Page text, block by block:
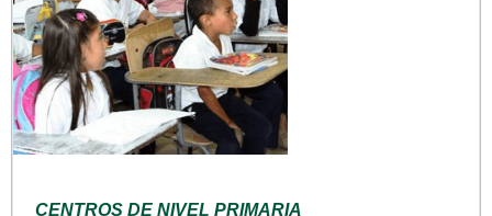
CENTROS DE NIVEL PRIMARIA